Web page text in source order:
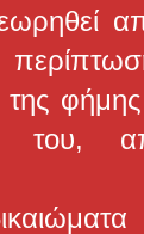
του,